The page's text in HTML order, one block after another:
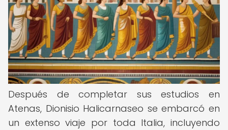
Después de completar sus estudios en
Atenas, Dionisio Halicarnaseo se embarcó en
un extenso viaje por toda Italia, incluyendo